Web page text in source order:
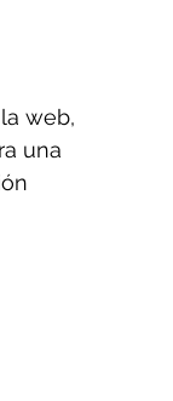
web,
una